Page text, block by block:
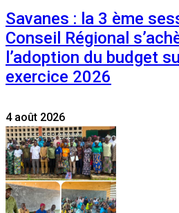
Savanes : la 3 ème
Conseil Régional
l’adoption du budget
exercice 2026
4 août 2026